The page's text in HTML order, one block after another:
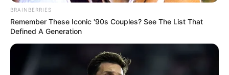
ACTIVAR AHORA
TEMAS DESTACADOS
BRAINBERRIES
Remember These Iconic '90s Couples? See The List That
Defined A Generation